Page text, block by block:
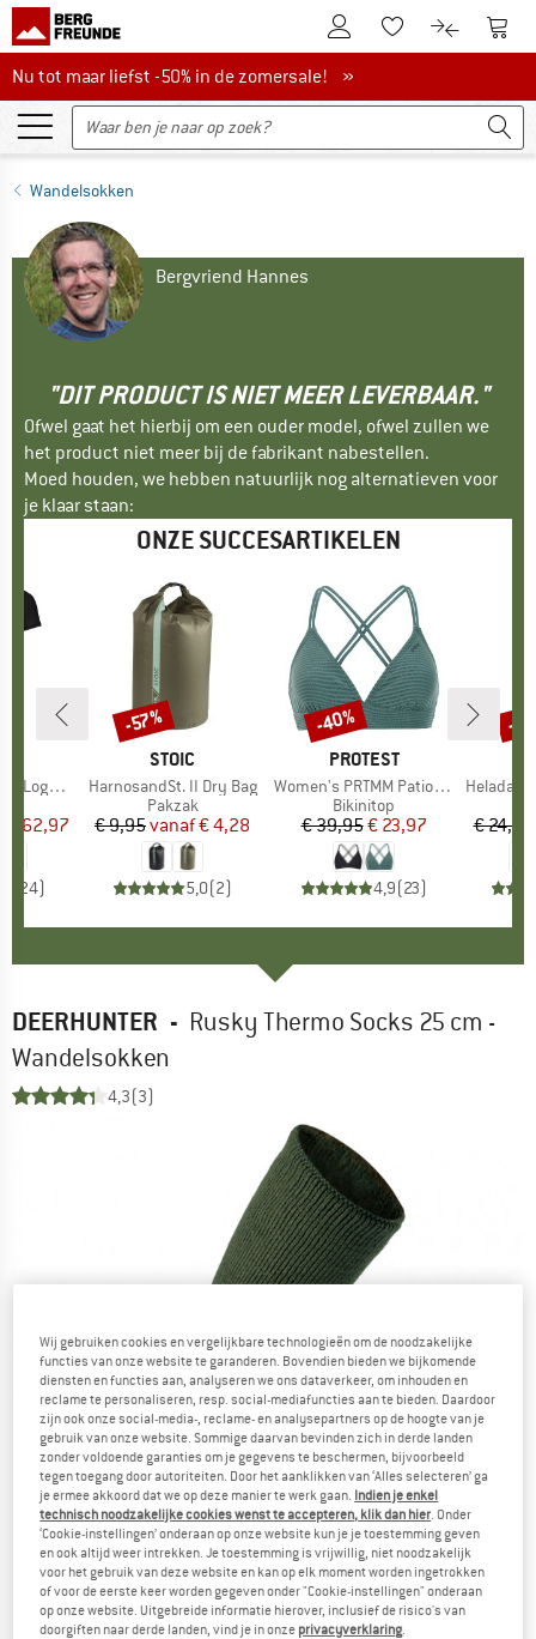
De klantenaccount
Naar deNaar de
Nu tot maar liefst -50% in de zomersale!
Nu tot maar liefst -50% in de zomersale! »
Wandelsokken
Bergvriend Hannes
"DIT PRODUCT IS NIET MEER LEVERBAAR."
Ofwel gaat het hierbij om een ouder model, ofwel zullen we
het product niet meer bij de fabrikant nabestellen.
Moed houden, we hebben natuurlijk nog alternatieven voor
je klaar staan:
ONZE SUCCESARTIKELEN
T-Shirt
prijs
€ 62,97
24)
MERK
STOIC
Artikel
HarnosandSt. II Dry Bag
Productgroep
Pakzak
Prijs
€ 9,95 Verlaagde prijs
vanaf€ 4,28
5,0(2)
Korting
-57%
MERK
PROTEST
Artikel
Women's PRTMM Patio Triangle
Productgroep
Bikinitop
Prijs
€ 39,95Verlaagde prijs
€ 23,97
4,9(23)
Korting
-40%
Artikel
HeladagenSt.
€ 24,95
-
DEERHUNTER - Rusky Thermo Socks 25 cm -
Wandelsokken
4,3(3)
Wij gebruiken cookies en vergelijkbare technologieën om de noodzakelijke
functies van onze website te garanderen. Bovendien bieden we bijkomende
diensten en functies aan, analyseren we ons dataverkeer, om inhouden en
reclame te personaliseren, resp. social-mediafuncties aan te bieden. Daardoor
zijn ook onze social-media-, reclame- en analysepartners op de hoogte van je
gebruik van onze website. Sommige daarvan bevinden zich in derde landen
zonder voldoende garanties om je gegevens te beschermen, bijvoorbeeld
tegen toegang door autoriteiten. Door het aanklikken van ‘Alles selecteren’ ga
je ermee akkoord dat we op deze manier te werk gaan. Indien je enkel
technisch noodzakelijke cookies wenst te accepteren, klik dan hier . Onder
‘Cookie-instellingen’ onderaan op onze website kun je je toestemming geven
en ook altijd weer intrekken. Je toestemming is vrijwillig, niet noodzakelijk
voor het gebruik van deze website en kan op elk moment worden ingetrokken
of voor de eerste keer worden gegeven onder "Cookie-instellingen" onderaan
op onze website. Uitgebreide informatie hierover, inclusief de risico's van
doorgiften naar derde landen, vind je in onze privacyverklaring